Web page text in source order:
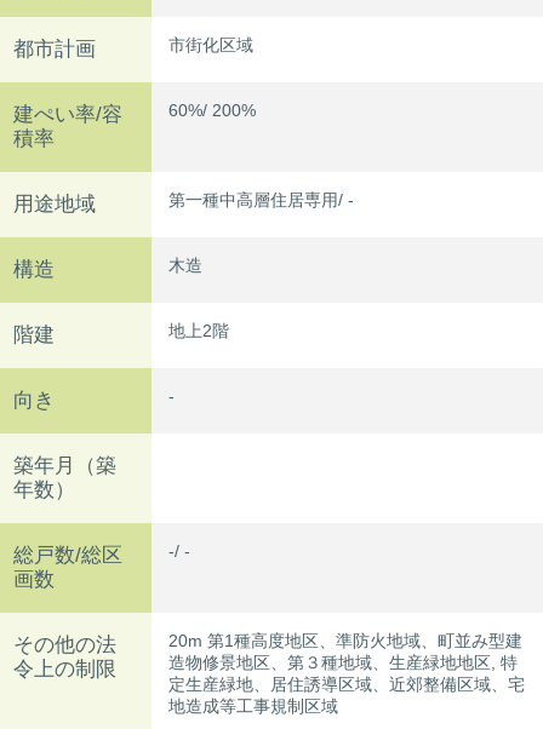
都市計画 市街化区域
建ぺい率/容
積率
60%/ 200%
用途地域 第一種中高層住居専用/ -
構造 木造
階建 地上2階
向き -
築年月（築
年数）
総戸数/総区
画数
-/ -
その他の法
令上の制限
20m 第1種高度地区、準防火地域、町並み型建
造物修景地区、第３種地域、生産緑地地区, 特
定生産緑地、居住誘導区域、近郊整備区域、宅
地造成等工事規制区域